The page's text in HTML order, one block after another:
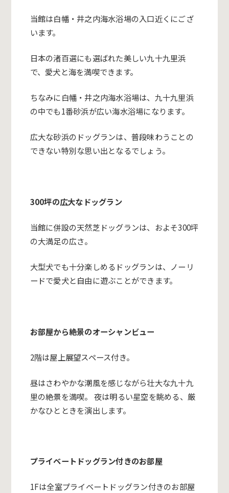
当館は白幡・井之内海水浴場の入口近くにござ
います。
日本の渚百選にも選ばれた美しい九十九里浜
で、愛犬と海を満喫できます。
ちなみに白幡・井之内海水浴場は、九十九里浜
の中でも1番砂浜が広い海水浴場になります。
広大な砂浜のドッグランは、普段味わうことの
できない特別な思い出となるでしょう。
300坪の広大なドッグラン
当館に併設の天然芝ドッグランは、およそ300坪
の大満足の広さ。
大型犬でも十分楽しめるドッグランは、ノーリ
ードで愛犬と自由に遊ぶことができます。
お部屋から絶景のオーシャンビュー
2階は屋上展望スペース付き。
昼はさわやかな潮風を感じながら壮大な九十九
里の絶景を満喫。 夜は明るい星空を眺める、厳
かなひとときを演出します。
プライベートドッグラン付きのお部屋
1Fは全室プライベートドッグラン付きのお部屋